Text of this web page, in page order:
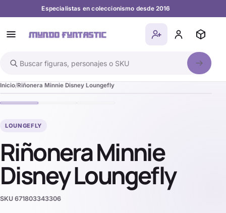
Especialistas en coleccionismo desde 2016
Buscar en el catálogo
Inicio Riñonera Minnie Disney Loungefly
LOUNGEFLY
Riñonera Minnie
Disney Loungefly
SKU 671803343306